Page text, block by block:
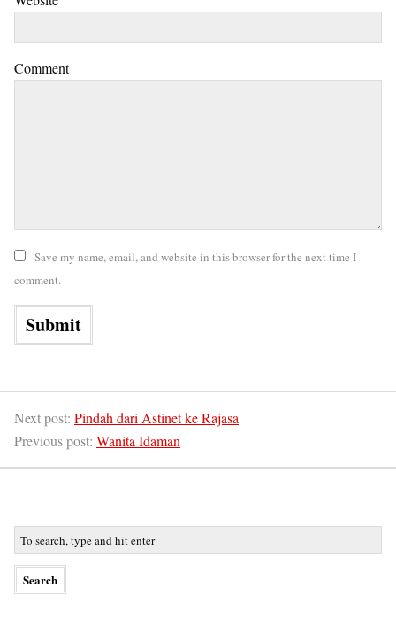
Comment
Save my name, email, and website in this browser for the next time I
comment.
Next post: Pindah dari Astinet ke Rajasa
Previous post: Wanita Idaman